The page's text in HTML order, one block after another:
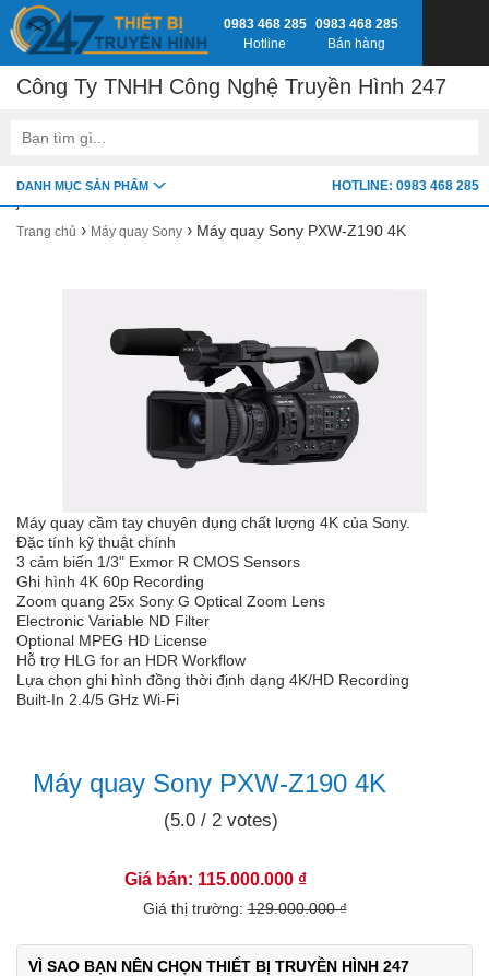
google-site-verification=fSxkTzlyAV278H0_7LAVZEjJh2zdXsbKQ-
Trang chủ › Máy quay Sony › Máy quay Sony PXW-Z190 4K
Máy quay cầm tay chuyên dụng chất lượng 4K của Sony.
Đặc tính kỹ thuật chính
3 cảm biến 1/3" Exmor R CMOS Sensors
Ghi hình 4K 60p Recording
Zoom quang 25x Sony G Optical Zoom Lens
Electronic Variable ND Filter
Optional MPEG HD License
Hỗ trợ HLG for an HDR Workflow
Lựa chọn ghi hình đồng thời định dạng 4K/HD Recording
Built-In 2.4/5 GHz Wi-Fi
Máy quay Sony PXW-Z190 4K
(5.0 / 2 votes)
Giá bán: 115.000.000 ₫
Giá thị trường:129.000.000 ₫
VÌ SAO BẠN NÊN CHỌN THIẾT BỊ TRUYỀN HÌNH 247
0983 468 285
Hotline
0983 468 285
Bán hàng
Công Ty TNHH Công Nghệ Truyền Hình 247
DANH MỤC SẢN PHẨM HOTLINE: 0983 468 285